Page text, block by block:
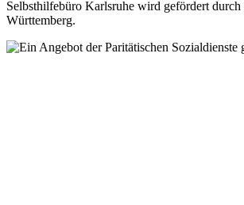
Selbsthilfebüro Karlsruhe wird gefördert
Württemberg.